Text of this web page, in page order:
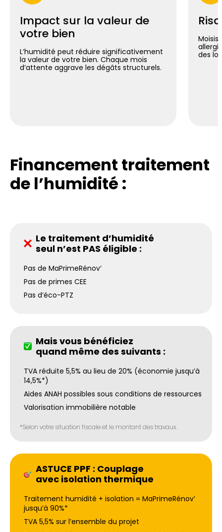
Impact sur la valeur de
votre bien
L’humidité peut réduire significativement
la valeur de votre bien. Chaque mois
d’attente aggrave les dégâts structurels.
des
Financement traitement
de l’humidité :
Le traitement d’humidité
seul n’est PAS éligible :
Pas de MaPrimeRénov’
Pas de primes CEE
Pas d’éco-PTZ
Mais vous bénéficiez
quand même des suivants :
TVA réduite 5,5% au lieu de 20% (économie jusqu’à
14,5%*)
Aides ANAH possibles sous conditions de ressources
Valorisation immobilière notable
*Selon votre situation fiscale et le montant des travaux.
ASTUCE PPF : Couplage
avec isolation thermique
Traitement humidité + isolation = MaPrimeRénov’
jusqu’à 90%*
TVA 5,5% sur l’ensemble du projet